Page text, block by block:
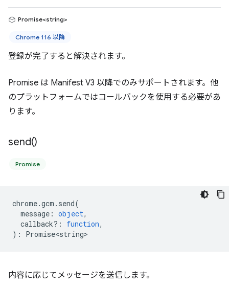
Promise<string>
Chrome 116 以降
登録が完了すると解決されます。
Promise は Manifest V3 以降でのみサポートされます。他
のプラットフォームではコールバックを使用する必要があ
ります。
send()
Promise
chrome.gcm . send(
message : object,
callback? : function,
) : Promise<string>
内容に応じてメッセージを送信します。